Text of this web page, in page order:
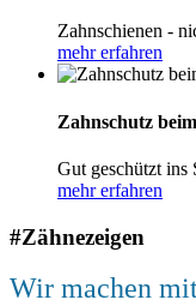
Zahnschienen -
mehr erfahren
Zahnschutz
Gut geschützt ins
mehr erfahren
#Zähnezeigen
Wir machen